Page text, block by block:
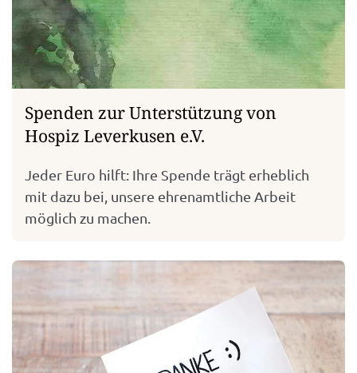
Spenden zur Unterstützung von
Hospiz Leverkusen e.V.
Jeder Euro hilft: Ihre Spende trägt erheblich
mit dazu bei, unsere ehrenamtliche Arbeit
möglich zu machen.